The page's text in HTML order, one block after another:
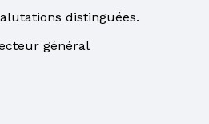
distinguées.
général